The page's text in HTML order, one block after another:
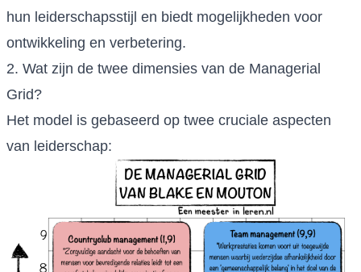
hun leiderschapsstijl en biedt mogelijkheden voor
ontwikkeling en verbetering.
2. Wat zijn de twee dimensies van de Managerial
Grid?
Het model is gebaseerd op twee cruciale aspecten
van leiderschap: